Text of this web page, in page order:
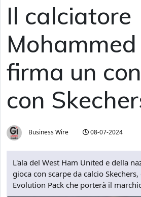
Il calciatore
firma un
con
Business Wire 08-07-2024
L'ala del West Ham United e della
gioca con scarpe da calcio
Evolution Pack che porterà il